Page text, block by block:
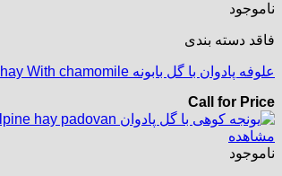
ناموجود
فاقد دسته بندی
علوفه پادوان با گل بابونه fieno-hay With chamomile
Call for Price
مشاهده
ناموجود